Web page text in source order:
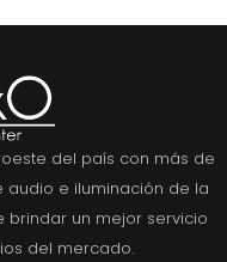
del país con más de
audio e iluminación de la
un mejor servicio
del mercado.